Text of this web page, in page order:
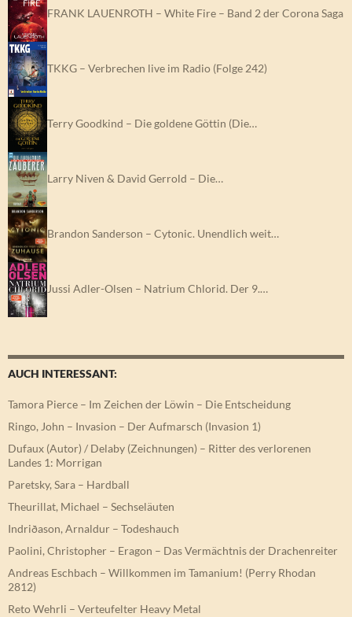
FRANK LAUENROTH – White Fire – Band 2 der Corona Saga
TKKG – Verbrechen live im Radio (Folge 242)
Terry Goodkind – Die goldene Göttin (Die…
Larry Niven & David Gerrold – Die…
Brandon Sanderson – Cytonic. Unendlich weit…
Jussi Adler-Olsen – Natrium Chlorid. Der 9.…
AUCH INTERESSANT:
Tamora Pierce – Im Zeichen der Löwin – Die Entscheidung
Ringo, John – Invasion – Der Aufmarsch (Invasion 1)
Dufaux (Autor) / Delaby (Zeichnungen) – Ritter des verlorenen
Landes 1: Morrigan
Paretsky, Sara – Hardball
Theurillat, Michael – Sechseläuten
Indriðason, Arnaldur – Todeshauch
Paolini, Christopher – Eragon – Das Vermächtnis der Drachenreiter
Andreas Eschbach – Willkommen im Tamanium! (Perry Rhodan
2812)
Reto Wehrli – Verteufelter Heavy Metal